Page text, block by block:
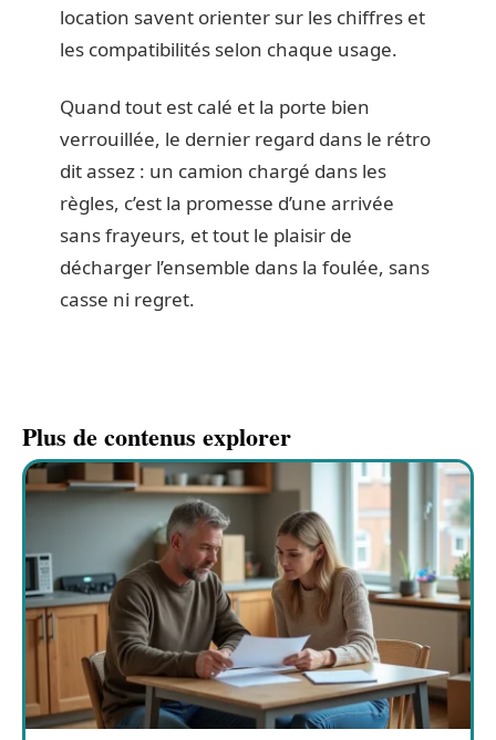
location savent orienter sur les chiffres et
les compatibilités selon chaque usage.
Quand tout est calé et la porte bien
verrouillée, le dernier regard dans le rétro
dit assez : un camion chargé dans les
règles, c’est la promesse d’une arrivée
sans frayeurs, et tout le plaisir de
décharger l’ensemble dans la foulée, sans
casse ni regret.
Plus de contenus explorer